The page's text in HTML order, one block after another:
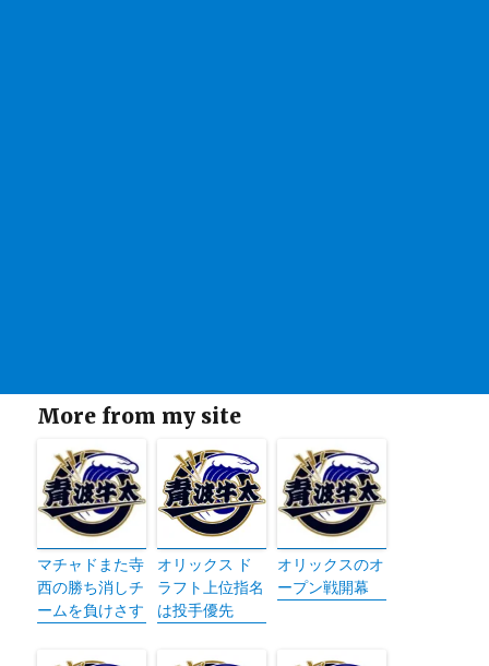
More from my site
マチャドまた寺
西の勝ち消しチ
ームを負けさす
オリックス ド
ラフト上位指名
は投手優先
オリックスのオ
ープン戦開幕